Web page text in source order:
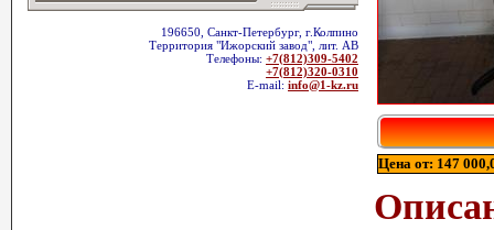
196650, Санкт-Петербург, г.Колпино
Территория "Ижорский завод", лит. АВ
Телефоны: +7(812)309-5402
+7(812)320-0310
E-mail: info@1-kz.ru
Цена от: 147